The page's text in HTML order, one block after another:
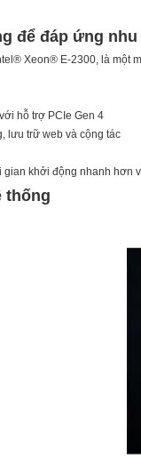
để đáp ứng
Xeon® E-2300, là một
hỗ trợ PCIe Gen 4
lưu trữ web và cộng tác
khởi động nhanh hơn
thống